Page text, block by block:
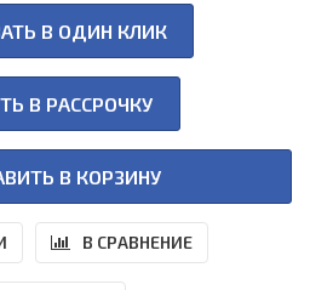
В ОДИН КЛИК
В РАССРОЧКУ
В КОРЗИНУ
В СРАВНЕНИЕ